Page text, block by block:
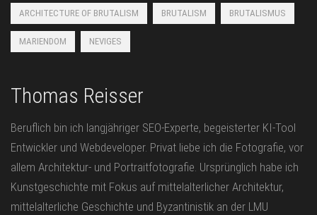
ARCHITECTURE OF BRUTALISM BRUTALISM BRUTALISMUS
MARIENDOM NEVIGES
Thomas Reisser
Beruflich bin ich langjähriger SEO-Experte, begeisterter KI-Tool
Entwickler und Webdeveloper. Privat liebe ich die Fotografie, vor
allem Architektur- und Portraitfotografie. Ursprünglich habe ich
Kunstgeschichte mit Fokus auf mittelalterlicher Architektur,
mittelalterliche Geschichte und Byzantinistik an der LMU